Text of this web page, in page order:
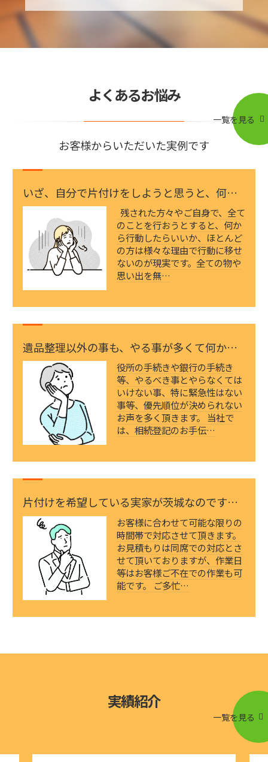
よくあるお悩み
お客様からいただいた実例です
一覧を見る
いざ、自分で片付けをしようと思うと、何か
ら手を付けて…
残された方々やご自身で、全て
のことを行おうとすると、何か
ら行動したらいいか、ほとんど
の方は様々な理由で行動に移せ
ないのが現実です。全ての物や
思い出を無…
遺品整理以外の事も、やる事が多くて何から
していいか分…
役所の手続きや銀行の手続き
等、やるべき事とやらなくては
いけない事、特に緊急性はない
事等、優先順位が決められない
お声を多く頂きます。 当社で
は、相続登記のお手伝…
片付けを希望している実家が茨城なのです
が、私が茨城か…
お客様に合わせて可能な限りの
時間帯で対応させて頂きます。
お見積もりは同席での対応とさ
せて頂いておりますが、作業日
等はお客様ご不在での作業も可
能です。 ご多忙…
実績紹介
一覧を見る